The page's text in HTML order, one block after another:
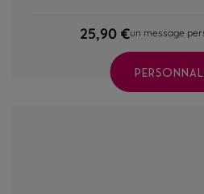
25,90 €un message